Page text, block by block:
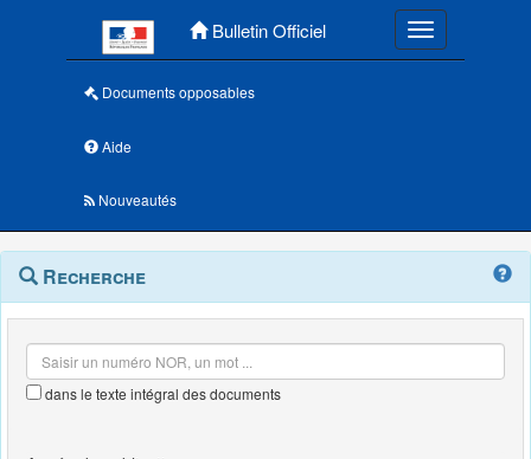
Bulletin Officiel Toggle
Documents opposables
Aide
Nouveautés
Navigation
outils
Menu
contextuel
Recherche
dans le texte intégral des documents